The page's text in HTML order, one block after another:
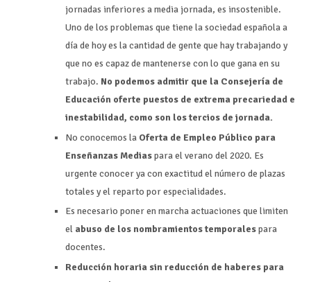
jornadas inferiores a media jornada, es insostenible.
Uno de los problemas que tiene la sociedad española a
día de hoy es la cantidad de gente que hay trabajando y
que no es capaz de mantenerse con lo que gana en su
trabajo. No podemos admitir que la Consejería de
Educación oferte puestos de extrema precariedad e
inestabilidad, como son los tercios de jornada.
No conocemos la Oferta de Empleo Público para
Enseñanzas Mediaspara el verano del 2020. Es
urgente conocer ya con exactitud el número de plazas
totales y el reparto por especialidades.
Es necesario poner en marcha actuaciones que limiten
el abuso de los nombramientos temporalespara
docentes.
Reducción horaria sin reducción de haberes para